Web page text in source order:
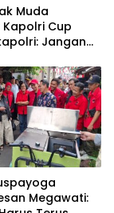
Muda
Cup
Jangan
Megawati: